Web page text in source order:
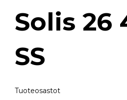
Solis 26
SS
Tuoteosastot